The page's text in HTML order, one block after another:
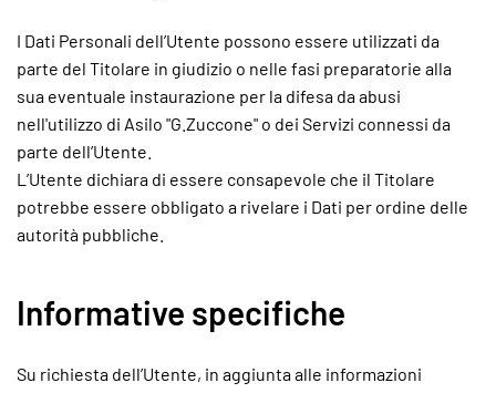
I Dati Personali dell’Utente possono essere utilizzati da
parte del Titolare in giudizio o nelle fasi preparatorie alla
sua eventuale instaurazione per la difesa da abusi
nell'utilizzo di Asilo "G.Zuccone" o dei Servizi connessi da
parte dell’Utente.
L’Utente dichiara di essere consapevole che il Titolare
potrebbe essere obbligato a rivelare i Dati per ordine delle
autorità pubbliche.
Informative specifiche
Su richiesta dell’Utente, in aggiunta alle informazioni